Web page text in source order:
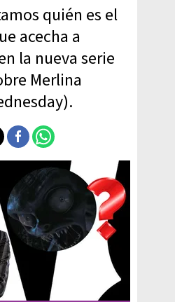
quién es el
acecha a
la nueva serie
Merlina